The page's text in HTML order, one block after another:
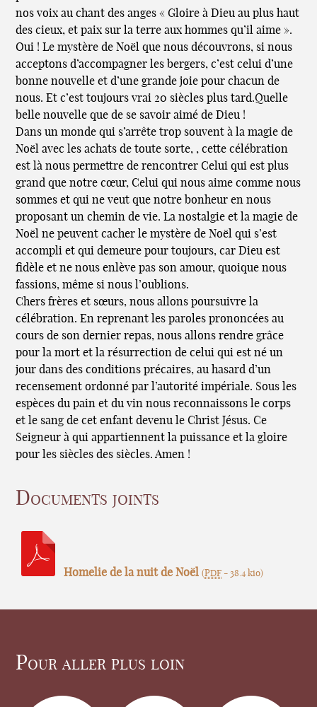
nos voix au chant des anges « Gloire à Dieu au plus haut
des cieux, et paix sur la terre aux hommes qu’il aime ».
Oui ! Le mystère de Noël que nous découvrons, si nous
acceptons d’accompagner les bergers, c’est celui d’une
bonne nouvelle et d’une grande joie pour chacun de
nous. Et c’est toujours vrai 20 siècles plus tard.Quelle
belle nouvelle que de se savoir aimé de Dieu !
Dans un monde qui s’arrête trop souvent à la magie de
Noël avec les achats de toute sorte, , cette célébration
est là nous permettre de rencontrer Celui qui est plus
grand que notre cœur, Celui qui nous aime comme nous
sommes et qui ne veut que notre bonheur en nous
proposant un chemin de vie. La nostalgie et la magie de
Noël ne peuvent cacher le mystère de Noël qui s’est
accompli et qui demeure pour toujours, car Dieu est
fidèle et ne nous enlève pas son amour, quoique nous
fassions, même si nous l’oublions.
Chers frères et sœurs, nous allons poursuivre la
célébration. En reprenant les paroles prononcées au
cours de son dernier repas, nous allons rendre grâce
pour la mort et la résurrection de celui qui est né un
jour dans des conditions précaires, au hasard d’un
recensement ordonné par l’autorité impériale. Sous les
espèces du pain et du vin nous reconnaissons le corps
et le sang de cet enfant devenu le Christ Jésus. Ce
Seigneur à qui appartiennent la puissance et la gloire
pour les siècles des siècles. Amen !
Documents joints
Homelie de la nuit de Noël ( PDF -38.4 kio)
Pour aller plus loin